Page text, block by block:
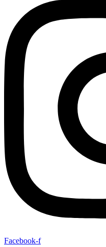
Facebook-f